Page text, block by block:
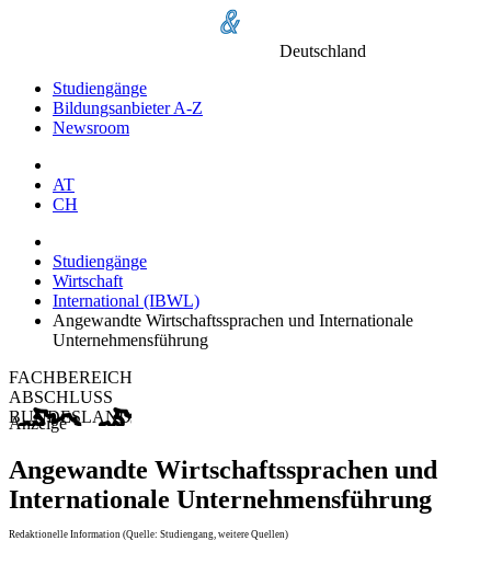
Deutschland
Studiengänge
Bildungsanbieter A-Z
Newsroom
AT
CH
Studiengänge
Wirtschaft
International (IBWL)
Angewandte Wirtschaftssprachen und Internationale
Unternehmensführung
FACHBEREICH
ABSCHLUSS
BUNDESLAND
Anzeige
Angewandte Wirtschaftssprachen und
Internationale Unternehmensführung
Redaktionelle Information (Quelle: Studiengang, weitere Quellen)